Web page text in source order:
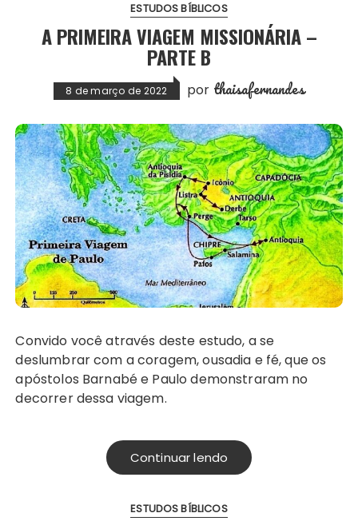
ESTUDOS BÍBLICOS
A PRIMEIRA VIAGEM MISSIONÁRIA –
PARTE B
8 de março de 2022 por thaisafernandes
Convido você através deste estudo, a se
deslumbrar com a coragem, ousadia e fé, que os
apóstolos Barnabé e Paulo demonstraram no
decorrer dessa viagem.
Continuar lendo
ESTUDOS BÍBLICOS